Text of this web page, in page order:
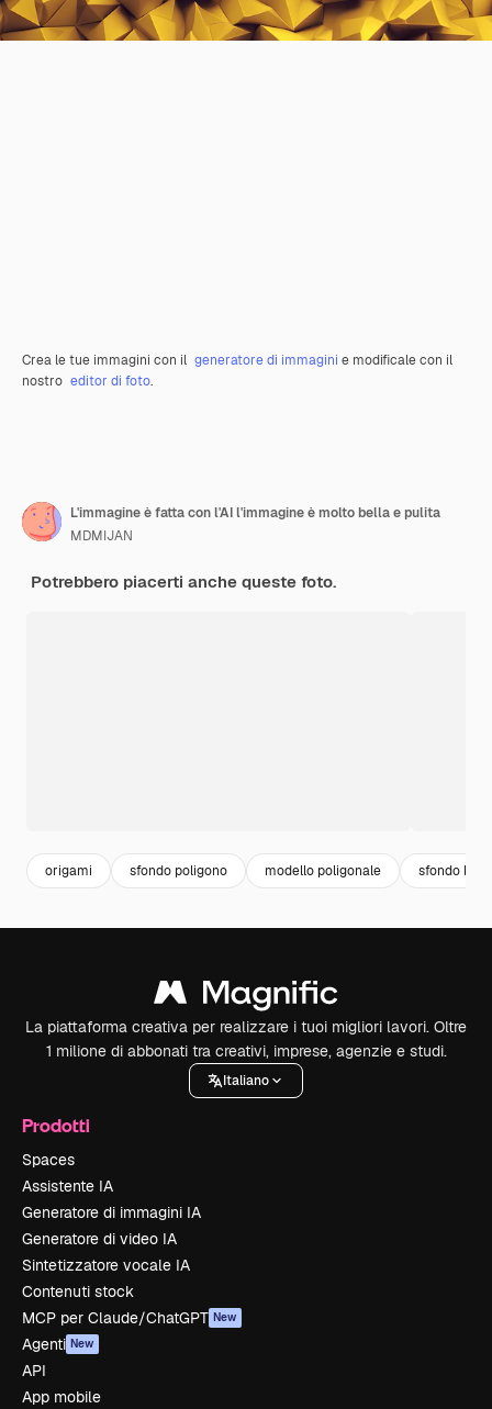
Crea le tue immagini con il generatore di immagini e modificale con il
nostro editor di foto.
L'immagine è fatta con l'AI l'immagine è molto bella e pulita
MDMIJAN
Potrebbero piacerti anche queste foto.
origami sfondo poligono modello poligonale sfondo
La piattaforma creativa per realizzare i tuoi migliori lavori. Oltre
1 milione di abbonati tra creativi, imprese, agenzie e studi.
Italiano
Prodotti
Spaces
Assistente IA
Generatore di immagini IA
Generatore di video IA
Sintetizzatore vocale IA
Contenuti stock
MCP per Claude/ChatGPT New
Agenti New
API
App mobile